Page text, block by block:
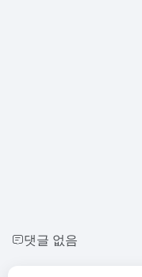
댓글 없음